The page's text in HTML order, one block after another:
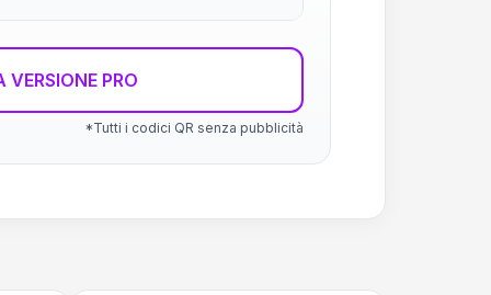
VERSIONE PRO
*Tutti i codici QR senza pubblicità